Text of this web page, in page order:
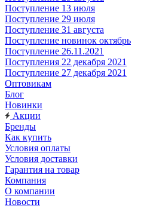
Поступление 13 июля
Поступление 29 июля
Поступление 31 августа
Поступление новинок октябрь
Поступление 26.11.2021
Поступления 22 декабря 2021
Поступление 27 декабря 2021
Оптовикам
Блог
Новинки
Акции
Бренды
Как купить
Условия оплаты
Условия доставки
Гарантия на товар
Компания
О компании
Новости